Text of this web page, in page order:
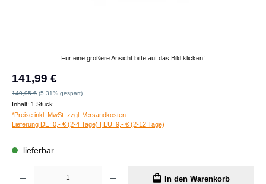
Für eine größere Ansicht bitte auf das Bild klicken!
Verkaufspreis:
141,99 €
Regulärer Preis:
149,95 € (5.31% gespart)
Inhalt: 1 Stück
*Preise inkl. MwSt. zzgl. Versandkosten
Lieferung DE: 0,- € (2-4 Tage) | EU: 9,- € (2-12 Tage)
lieferbar
In den Warenkorb